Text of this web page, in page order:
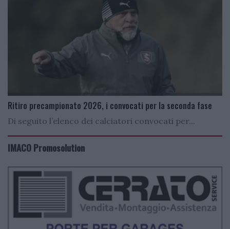
Ritiro precampionato 2026, i convocati per la seconda fase
Di seguito l’elenco dei calciatori convocati per...
IMACO Promosolution